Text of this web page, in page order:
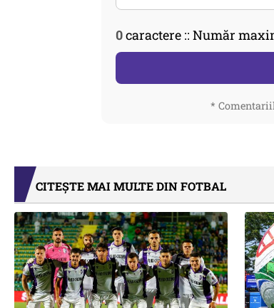
0caractere :: Număr
*
CITEȘTE MAI MULTE DIN FOTBAL